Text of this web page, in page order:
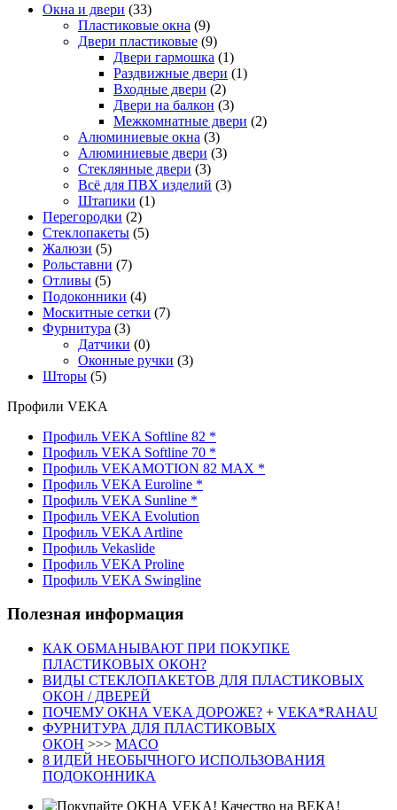
Окна и двери (33)
Пластиковые окна (9)
Двери пластиковые (9)
Двери гармошка (1)
Раздвижные двери (1)
Входные двери (2)
Двери на балкон (3)
Межкомнатные двери (2)
Алюминиевые окна (3)
Алюминиевые двери (3)
Стеклянные двери (3)
Всё для ПВХ изделий (3)
Штапики (1)
Перегородки (2)
Стеклопакеты (5)
Жалюзи (5)
Рольставни (7)
Отливы (5)
Подоконники (4)
Москитные сетки (7)
Фурнитура (3)
Датчики (0)
Оконные ручки (3)
Шторы (5)
Профили VEKA
Профиль VEKA Softline 82 *
Профиль VEKA Softline 70 *
Профиль VEKAMOTION 82 MAX *
Профиль VEKA Euroline *
Профиль VEKA Sunline *
Профиль VEKA Evolution
Профиль VEKA Artline
Профиль Vekaslide
Профиль VEKA Proline
Профиль VEKA Swingline
Полезная информация
КАК ОБМАНЫВАЮТ ПРИ ПОКУПКЕ
ПЛАСТИКОВЫХ ОКОН?
ВИДЫ СТЕКЛОПАКЕТОВ ДЛЯ ПЛАСТИКОВЫХ
ОКОН / ДВЕРЕЙ
ПОЧЕМУ ОКНА VEKA ДОРОЖЕ? + VEKA*RAHAU
ФУРНИТУРА ДЛЯ ПЛАСТИКОВЫХ
ОКОН >>> MACO
8 ИДЕЙ НЕОБЫЧНОГО ИСПОЛЬЗОВАНИЯ
ПОДОКОННИКА